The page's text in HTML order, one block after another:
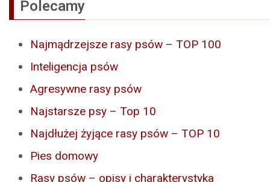
Polecamy
Najmądrzejsze rasy psów – TOP 100
Inteligencja psów
Agresywne rasy psów
Najstarsze psy – Top 10
Najdłużej żyjące rasy psów – TOP 10
Pies domowy
Rasy psów – opisy i charakterystyka